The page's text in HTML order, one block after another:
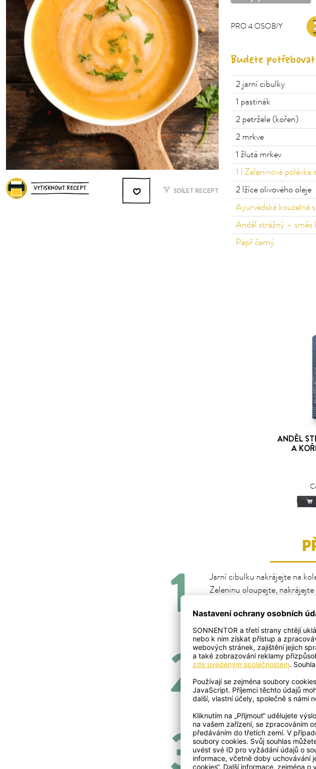
VYTISKNOUT RECEPT SDÍLET RECEPT
PRO4OSOB/Y
OSOB/Y
Budete
2jarní cibulky
1 pastinák
2petržele (kořen)
2mrkve
1 žlutá mrkev
1 l Zeleninová polévka
2lžíce olivového oleje
Ayurvédská kouzelná
Anděl strážný – směs
Pepř černý
ANDĚL
A
Jarní cibulku nakrájejte na
Zeleninu oloupejte,
Přilijte zeleninový vývar,
Vše rozmixujte tyčovým